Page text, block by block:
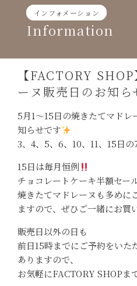
content
インフォメーション
Information
【FACTORY
ーヌ販売日のお知ら
5月1〜15日の焼きたてマド
知らせです
3、4、5、6、10、11、15日
15日は毎月恒例
チョコレートケーキ半額セー
焼きたてマドレーヌも多めに
ますので、ぜひご一緒にお買
販売日以外の日も
前日15時までにご予約をいた
ありますので、
お気軽にFACTORY SHOPま